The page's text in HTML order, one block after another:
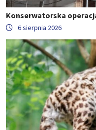
Konserwatorska
6 sierpnia 2026